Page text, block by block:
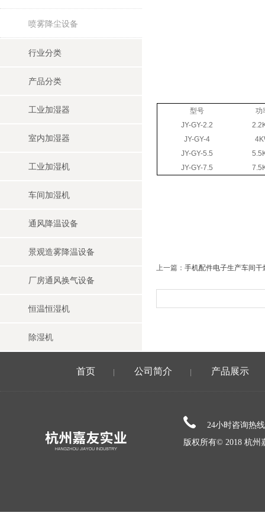
喷雾降尘设备
行业分类
产品分类
工业加湿器
室内加湿器
工业加湿机
车间加湿机
通风降温设备
景观造雾降温设备
厂房通风换气设备
恒温恒湿机
除湿机
型号
功
JY-GY-2.2
JY-GY-4
JY-GY-5.5
JY-GY-7.5
上一篇： 手机配件电子生产车间
首页 公司简介 产品展示
24小时咨询热
版权所有© 2018 杭州